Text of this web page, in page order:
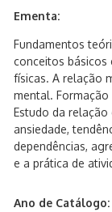
Ementa:
Fundamentos
conceitos básicos
físicas. A relação
mental.
Estudo da
ansiedade,
dependências,
e a prática de
Ano de Catálogo: